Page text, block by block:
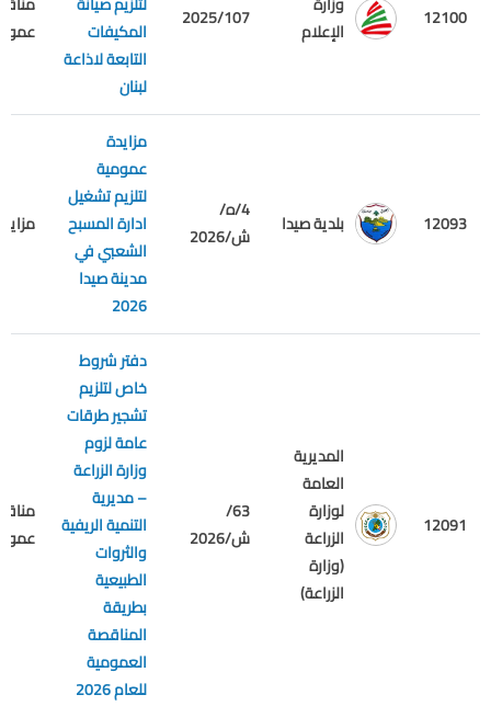
12100
الإعلام
2025/107
المكيفات
التابعة لاذاعة
لبنان
12093 بلدية صيدا
4/ه/
ش/2026
مزايدة
عمومية
لتلزيم تشغيل
ادارة المسبح
الشعبي في
مدينة صيدا
2026
مزايدة
12091
المديرية
العامة
لوزارة
الزراعة
(وزارة
الزراعة)
63/
ش/2026
دفتر شروط
خاص لتلزيم
تشجير طرقات
عامة لزوم
وزارة الزراعة
– مديرية
التنمية الريفية
والثروات
الطبيعية
بطريقة
المناقصة
العمومية
للعام 2026